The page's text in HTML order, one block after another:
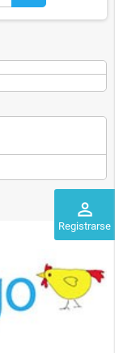
perm_identity
Registrarse